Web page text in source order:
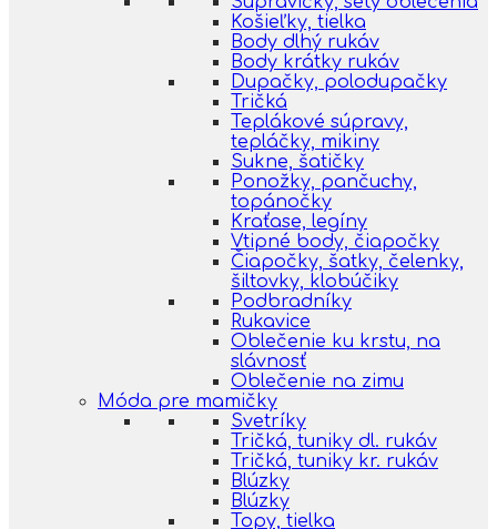
Košieľky, tielka
Body dlhý rukáv
Body krátky rukáv
Dupačky, polodupačky
Tričká
Teplákové súpravy,
tepláčky, mikiny
Sukne, šatičky
Ponožky, pančuchy,
topánočky
Kraťase, legíny
Vtipné body, čiapočky
Čiapočky, šatky, čelenky,
šiltovky, klobúčiky
Podbradníky
Rukavice
Oblečenie ku krstu, na
slávnosť
Oblečenie na zimu
Móda pre mamičky
Svetríky
Tričká, tuniky dl. rukáv
Tričká, tuniky kr. rukáv
Blúzky
Blúzky
Topy, tielka